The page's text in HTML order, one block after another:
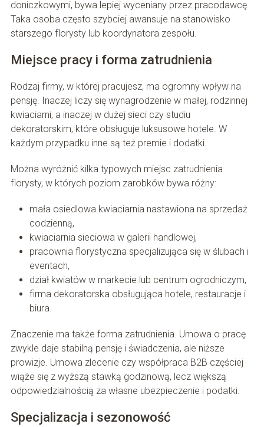
doniczkowymi, bywa lepiej wyceniany przez pracodawcę.
Taka osoba często szybciej awansuje na stanowisko
starszego florysty lub koordynatora zespołu.
Miejsce pracy i forma zatrudnienia
Rodzaj firmy, w której pracujesz, ma ogromny wpływ na
pensję. Inaczej liczy się wynagrodzenie w małej, rodzinnej
kwiaciarni, a inaczej w dużej sieci czy studiu
dekoratorskim, które obsługuje luksusowe hotele. W
każdym przypadku inne są też premie i dodatki.
Można wyróżnić kilka typowych miejsc zatrudnienia
florysty, w których poziom zarobków bywa różny:
mała osiedlowa kwiaciarnia nastawiona na sprzedaż
codzienną,
kwiaciarnia sieciowa w galerii handlowej,
pracownia florystyczna specjalizująca się w ślubach i
eventach,
dział kwiatów w markecie lub centrum ogrodniczym,
firma dekoratorska obsługująca hotele, restauracje i
biura.
Znaczenie ma także forma zatrudnienia. Umowa o pracę
zwykle daje stabilną pensję i świadczenia, ale niższe
prowizje. Umowa zlecenie czy współpraca B2B częściej
wiąże się z wyższą stawką godzinową, lecz większą
odpowiedzialnością za własne ubezpieczenie i podatki.
Specjalizacja i sezonowość